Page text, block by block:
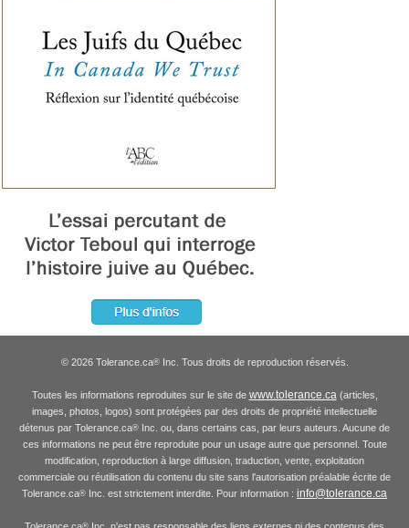
© 2026 Tolerance.ca®Inc. Tous droits de reproduction réservés.
Toutes les informations reproduites sur le site de www.tolerance.ca(articles,
images, photos, logos) sont protégées par des droits de propriété intellectuelle
détenus par Tolerance.ca® Inc. ou, dans certains cas, par leurs auteurs. Aucune de
ces informations ne peut être reproduite pour un usage autre que personnel. Toute
modification, reproduction à large diffusion, traduction, vente, exploitation
commerciale ou réutilisation du contenu du site sans l'autorisation préalable écrite de
Tolerance.ca® Inc. est strictement interdite. Pour information : info@tolerance.ca